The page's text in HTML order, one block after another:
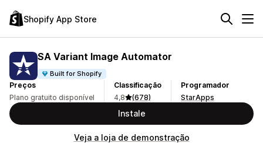
Shopify App Store
SA Variant Image Automator
Built for Shopify
Preços
Plano gratuito disponível
Classificação
4,8
(678)
Programador
StarApps
Instale
Veja a loja de demonstração